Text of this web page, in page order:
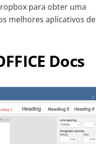
para obter uma
melhores aplicativos de
Docs